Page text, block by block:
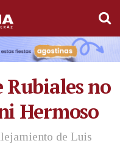
Rubiales no
Hermoso
de Luis